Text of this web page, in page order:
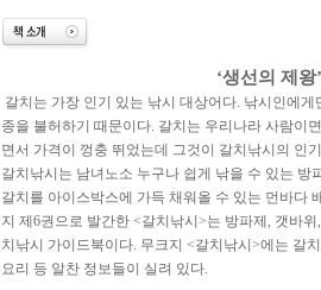
‘생선의 제왕
갈치는 가장 인기 있는 낚시 대상어다. 낚시인에
종을 불허하기 때문이다. 갈치는 우리나라 사람이
면서 가격이 껑충 뛰었는데 그것이 갈치낚시의 인
갈치낚시는 남녀노소 누구나 쉽게 낚을 수 있는
갈치를 아이스박스에 가득 채워올 수 있는 먼바다
지 제6권으로 발간한 <갈치낚시>는 방파제, 갯바
치낚시 가이드북이다. 무크지 <갈치낚시>에는 갈
요리 등 알찬 정보들이 실려 있다.